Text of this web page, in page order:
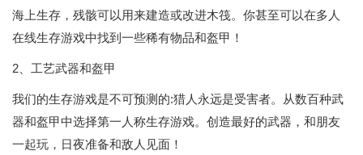
海上生存，残骸可以用来建造或改进木筏。你甚至可以在多人
在线生存游戏中找到一些稀有物品和盔甲！
2、工艺武器和盔甲
我们的生存游戏是不可预测的:猎人永远是受害者。从数百种武
器和盔甲中选择第一人称生存游戏。创造最好的武器，和朋友
一起玩，日夜准备和敌人见面！